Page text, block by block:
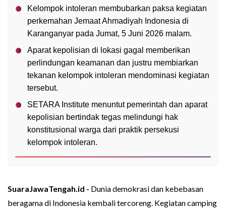
Kelompok intoleran membubarkan paksa kegiatan
perkemahan Jemaat Ahmadiyah Indonesia di
Karanganyar pada Jumat, 5 Juni 2026 malam.
Aparat kepolisian di lokasi gagal memberikan
perlindungan keamanan dan justru membiarkan
tekanan kelompok intoleran mendominasi kegiatan
tersebut.
SETARA Institute menuntut pemerintah dan aparat
kepolisian bertindak tegas melindungi hak
konstitusional warga dari praktik persekusi
kelompok intoleran.
SuaraJawaTengah.id - Dunia demokrasi dan kebebasan
beragama di Indonesia kembali tercoreng. Kegiatan camping